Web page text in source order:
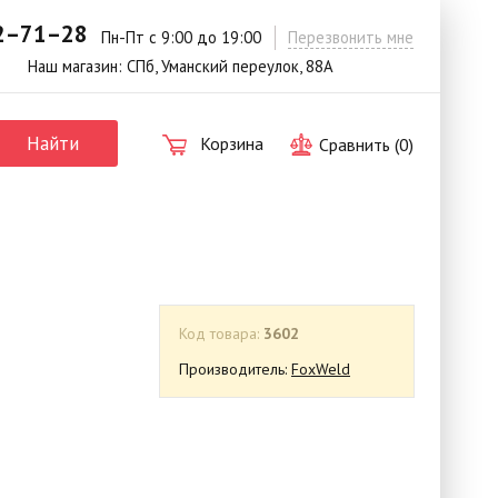
Пн-Пт с 9:00 до 19:00
Перезвонить мне
Наш магазин: СПб, Уманский переулок, 88А
Найти Корзина Сравнить (0)
Код товара: 3602
Производитель: FoxWeld